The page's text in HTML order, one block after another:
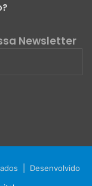
Newsletter
| Desenvolvido